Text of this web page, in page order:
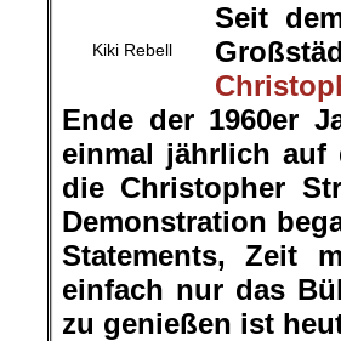
Kiki Rebell
Seit
Ende der 1960er
einmal jährlich auf
die Christopher
Demonstration
Statements, Zeit
einfach nur das
zu genießen ist